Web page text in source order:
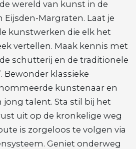
Langs
Kunst
en
Cultuur
in
wereld van kunst in de
Margraten. Laat je
kunstwerken die elk het
vertellen. Maak kennis met
schutterij en de traditionele
Bewonder klassieke
kunstenaar en
talent. Sta stil bij het
uit op de kronkelige weg
is zorgeloos te volgen via
Geniet onderweg